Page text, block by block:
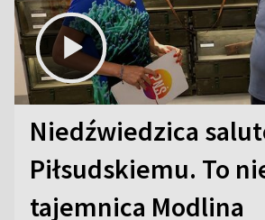
Niedźwiedzica
Piłsudskiemu. To
tajemnica Modlina